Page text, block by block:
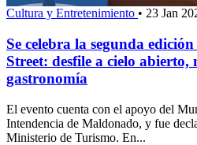
Cultura y Entretenimiento • 23 Jan
Se celebra la segunda
Street: desfile a cielo abierto,
gastronomía
El evento cuenta con el apoyo del
Intendencia de Maldonado, y fue
Ministerio de Turismo. En...